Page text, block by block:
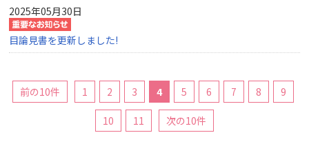
2025年05月30日
目論見書を更新しました!
前の10件 1 2 3 4 5 6 7 8 9
10 11 次の10件